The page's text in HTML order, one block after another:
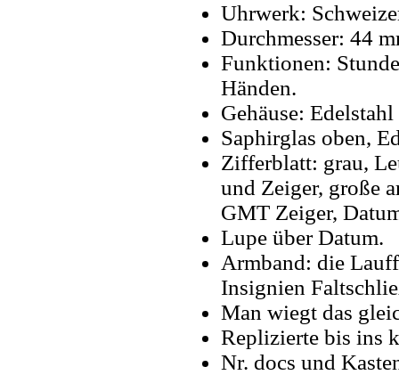
Uhrwerk:
Durchmesser: 44
Funktionen:
Händen.
Gehäuse:
Saphirglas oben,
Zifferblatt: grau,
und Zeiger, große
GMT Zeiger,
Lupe über Datum.
Armband: die
Insignien
Man wiegt das
Replizierte bis ins
Nr. docs und